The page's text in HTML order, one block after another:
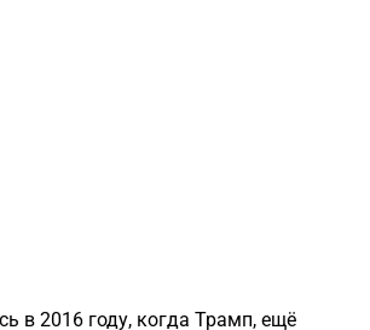
в 2016 году, когда Трамп, ещё